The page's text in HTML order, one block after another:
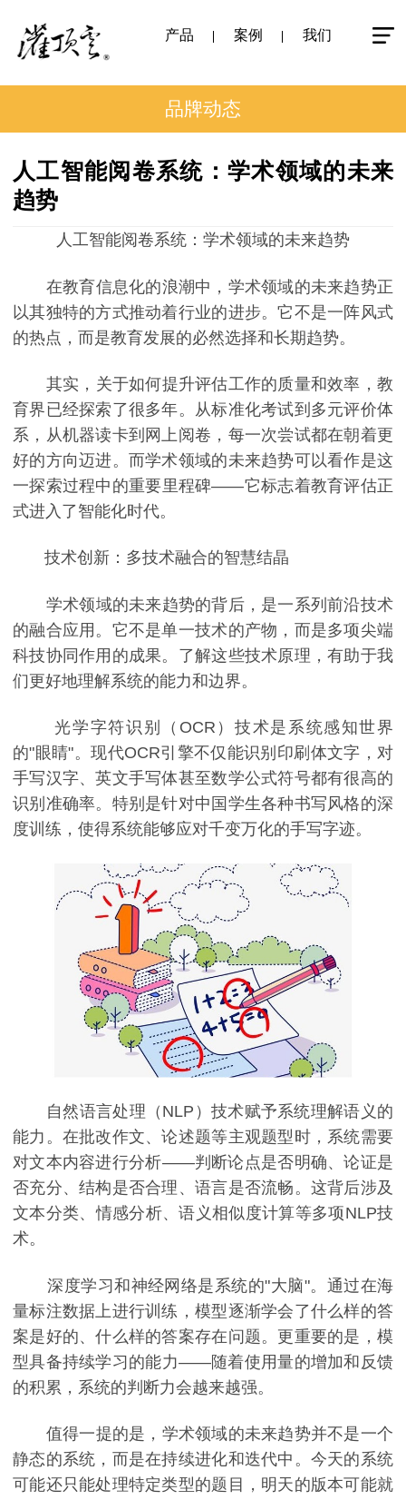
产品 案例 我们
品牌动态
人工智能阅卷系统：学术领域的未来
趋势
人工智能阅卷系统：学术领域的未来趋势
在教育信息化的浪潮中，学术领域的未来趋势正
以其独特的方式推动着行业的进步。它不是一阵风式
的热点，而是教育发展的必然选择和长期趋势。
其实，关于如何提升评估工作的质量和效率，教
育界已经探索了很多年。从标准化考试到多元评价体
系，从机器读卡到网上阅卷，每一次尝试都在朝着更
好的方向迈进。而学术领域的未来趋势可以看作是这
一探索过程中的重要里程碑——它标志着教育评估正
式进入了智能化时代。
技术创新：多技术融合的智慧结晶
学术领域的未来趋势的背后，是一系列前沿技术
的融合应用。它不是单一技术的产物，而是多项尖端
科技协同作用的成果。了解这些技术原理，有助于我
们更好地理解系统的能力和边界。
光学字符识别（OCR）技术是系统感知世界
的"眼睛"。现代OCR引擎不仅能识别印刷体文字，对
手写汉字、英文手写体甚至数学公式符号都有很高的
识别准确率。特别是针对中国学生各种书写风格的深
度训练，使得系统能够应对千变万化的手写字迹。
自然语言处理（NLP）技术赋予系统理解语义的
能力。在批改作文、论述题等主观题型时，系统需要
对文本内容进行分析——判断论点是否明确、论证是
否充分、结构是否合理、语言是否流畅。这背后涉及
文本分类、情感分析、语义相似度计算等多项NLP技
术。
深度学习和神经网络是系统的"大脑"。通过在海
量标注数据上进行训练，模型逐渐学会了什么样的答
案是好的、什么样的答案存在问题。更重要的是，模
型具备持续学习的能力——随着使用量的增加和反馈
的积累，系统的判断力会越来越强。
值得一提的是，学术领域的未来趋势并不是一个
静态的系统，而是在持续进化和迭代中。今天的系统
可能还只能处理特定类型的题目，明天的版本可能就